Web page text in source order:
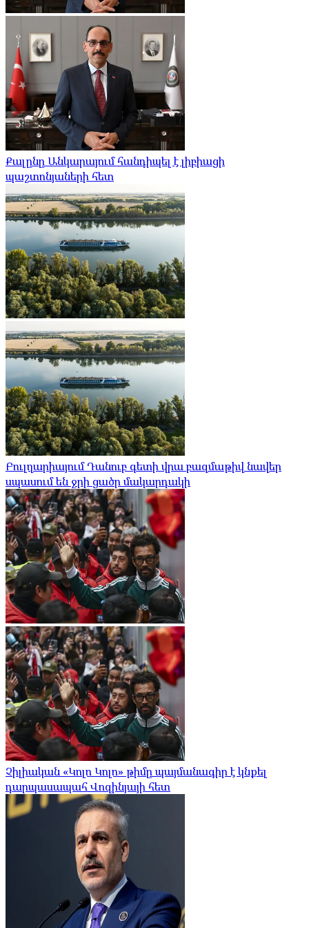
Քալընը Անկարայում հանդիպել է լիբիացի
պաշտոնյաների հետ
Բուլղարիայում Դանուբ գետի վրա բազմաթիվ նավեր
սպասում են ջրի ցածր մակարդակի
Չիլիական «Կոլո Կոլո» թիմը պայմանագիր է կնքել
դարպասապահ Վոզինյայի հետ